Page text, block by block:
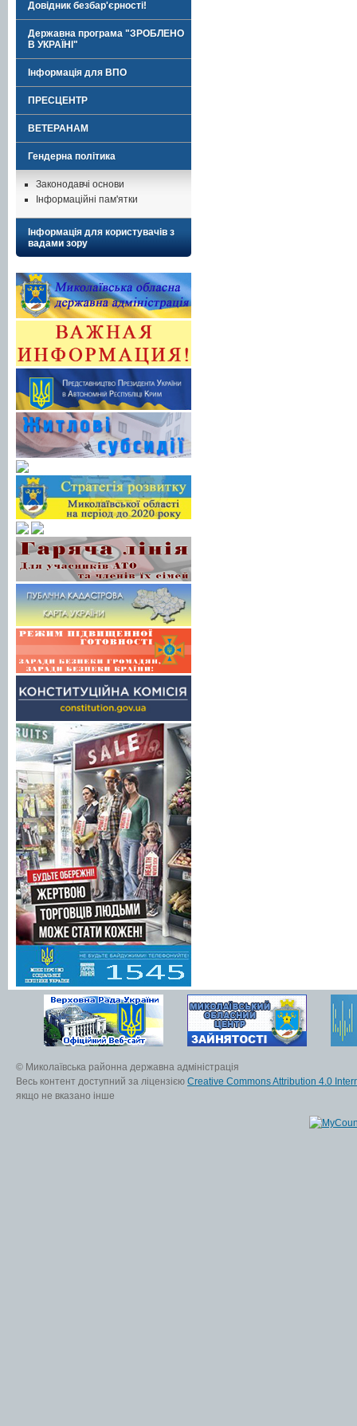
Довідник безбар'єрності!
Державна програма "ЗРОБЛЕНО
В УКРАЇНІ"
Інформація для ВПО
ПРЕСЦЕНТР
ВЕТЕРАНАМ
Гендерна політика
Законодавчі основи
Інформаційні пам'ятки
Інформація для користувачів з
вадами зору
© Миколаївська районна державна адміністрація
Весь контент доступний за ліцензією Creative Commons Attribution 4.0
якщо не вказано інше